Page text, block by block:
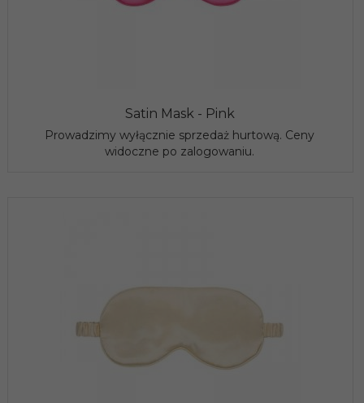
Satin Mask - Pink
Prowadzimy wyłącznie sprzedaż hurtową. Ceny
widoczne po zalogowaniu.